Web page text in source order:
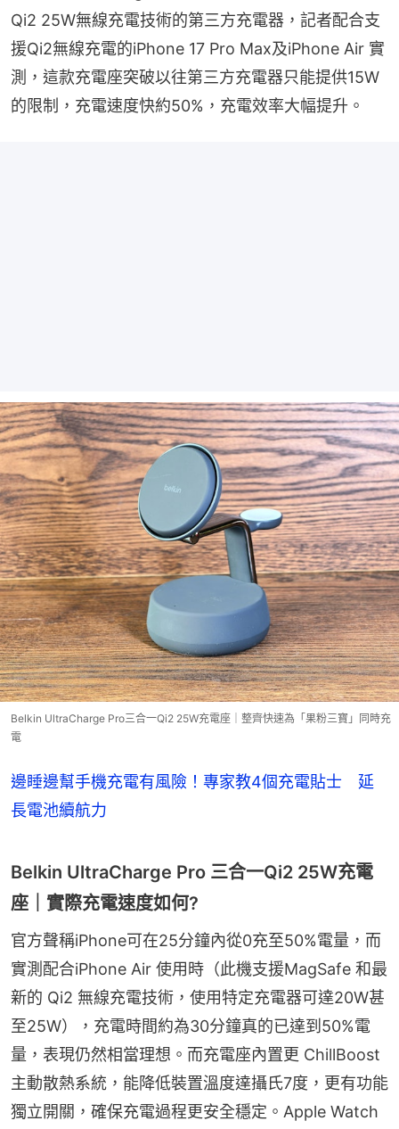
Qi2 25W無線充電技術的第三方充電器，記者配合支
援Qi2無線充電的iPhone 17 Pro Max及iPhone Air 實
測，這款充電座突破以往第三方充電器只能提供15W
的限制，充電速度快約50%，充電效率大幅提升。
Belkin UltraCharge Pro三合一Qi2 25W充電座｜整齊快速為「果粉三寶」同時充
電
邊睡邊幫手機充電有風險！專家教4個充電貼士 延
長電池續航力
Belkin UltraCharge Pro 三合一Qi2 25W充電
座｜實際充電速度如何?
官方聲稱iPhone可在25分鐘內從0充至50%電量，而
實測配合iPhone Air 使用時（此機支援MagSafe 和最
新的 Qi2 無線充電技術，使用特定充電器可達20W甚
至25W），充電時間約為30分鐘真的已達到50%電
量，表現仍然相當理想。而充電座內置更 ChillBoost
主動散熱系統，能降低裝置溫度達攝氏7度，更有功能
獨立開關，確保充電過程更安全穩定。Apple Watch